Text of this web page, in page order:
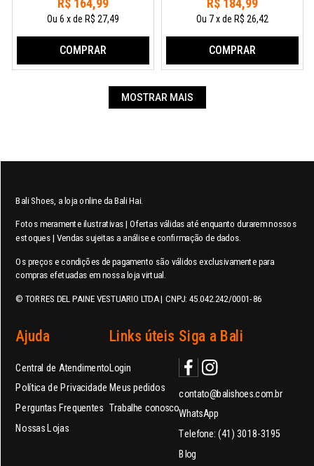
R$ 164,99
Ou6 xde R$ 27,49
COMPRAR
R$ 184,99
Ou 7 xde R$ 26,42
COMPRAR
MOSTRAR MAIS
Bali Shoes, a loja online da Bali Hai.
Fotos meramente ilustrativas | Ofertas válidas até enquanto durarem nossos
estoques | Vendas sujeitas a análise e confirmação de dados.
Os preços e condições de pagamento são válidos exclusivamente para
compras efetuadas em nossa loja virtual.
© TORRES DEL PAINE VESTUARIO LTDA | CNPJ: 45.042.242/0001-86
Ajuda
Central de Atendimento
Política de Privacidade
Perguntas Frequentes
Nossas Lojas
Links úteis
Login
Meus pedidos
Trabalhe conosco
Siga a Bali
contato@balishoes.com.br
WhatsApp
Telefone: (41) 3018-3195
Blog